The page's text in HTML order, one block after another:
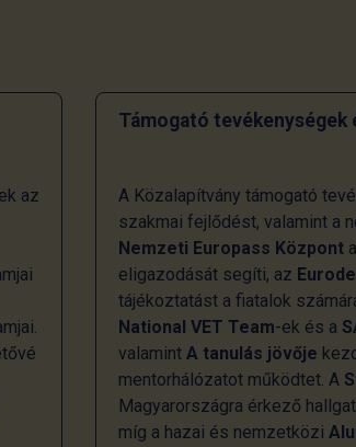
az
Támogató tevékenységek
A Közalapítvány támogató
szakmai fejlődést, valamint a
Nemzeti Europass Központ
eligazodását segíti, az
tájékoztatást a fiatalok
National VET Team-ek és a
valamint A tanulás jövője
mentorhálózatot működtet. A
Magyarországra érkező
míg a hazai és nemzetközi